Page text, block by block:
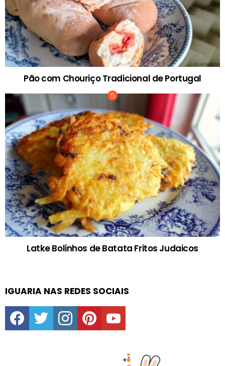
Pão com Chouriço Tradicional de Portugal
Latke Bolinhos de Batata Fritos Judaicos
IGUARIA NAS REDES SOCIAIS
facebooktwitter instagrampinterestyoutube